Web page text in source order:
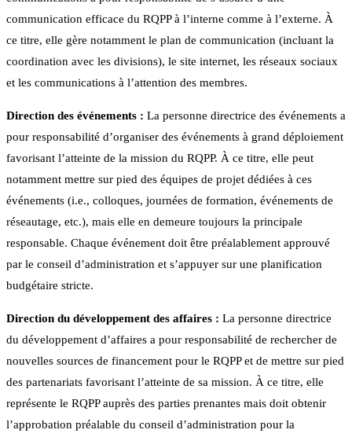
communication efficace du RQPP à l’interne comme à l’externe. À
ce titre, elle gère notamment le plan de communication (incluant la
coordination avec les divisions), le site internet, les réseaux sociaux
et les communications à l’attention des membres.
Direction des événements : La personne directrice des événements a
pour responsabilité d’organiser des événements à grand déploiement
favorisant l’atteinte de la mission du RQPP. À ce titre, elle peut
notamment mettre sur pied des équipes de projet dédiées à ces
événements (i.e., colloques, journées de formation, événements de
réseautage, etc.), mais elle en demeure toujours la principale
responsable. Chaque événement doit être préalablement approuvé
par le conseil d’administration et s’appuyer sur une planification
budgétaire stricte.
Direction du développement des affaires : La personne directrice
du développement d’affaires a pour responsabilité de rechercher de
nouvelles sources de financement pour le RQPP et de mettre sur pied
des partenariats favorisant l’atteinte de sa mission. À ce titre, elle
représente le RQPP auprès des parties prenantes mais doit obtenir
l’approbation préalable du conseil d’administration pour la